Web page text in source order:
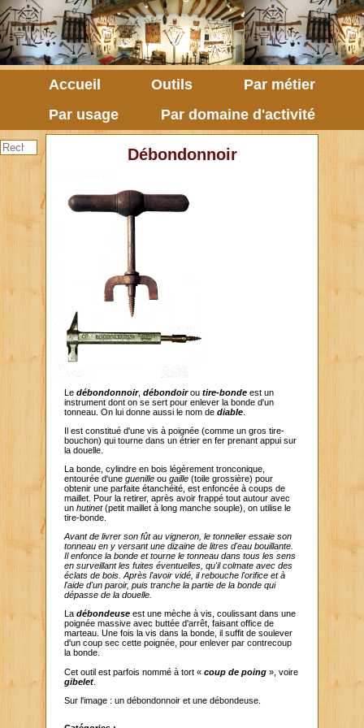
Accueil Outils
Par métier
Par usage
Par domaine d'activité
Débondonnoir
Ledébondonnoir,débondoiroutire-bonde est un
instrument dont on se sert pour enlever la bonde d'un
tonneau. On lui donne aussi le nom dediable
Il est constitué d'une vis à poignée (comme un gros tire-
bouchon) qui tourne dans un étrier en fer prenant appui sur
la douelle.
La bonde, cylindre en bois légèrement tronconique,
entourée d'uneguenille ougaille (toile grossière) pour
obtenir une parfaite étanchéité, est enfoncée à coups de
maillet. Pour la retirer, après avoir frappé tout autour avec
unhutinet(petit maillet à long manche souple), on utilise le
tire-bonde.
Avant de livrer son fût au vigneron, le tonnelier essaie son
tonneau en y versant une dizaine de litres d'eau bouillante.
Il enfonce la bonde et tourne le tonneau dans tous les sens
en surveillant les fuites éventuelles, qu'il colmate avec des
éclats de bois. Après l'avoir vidé, il rebouche l'orifice et à
l'aide d'un paroir, puis tranche la partie de la bonde qui
dépasse de la douelle.
Ladébondeuseest une mèche à vis, coulissant dans une
poignée massive avec buttée d'arrêt, faisant office de
marteau. Une fois la vis dans la bonde, il suffit de soulever
d'un coup sec cette poignée, pour enlever par contrecoup
la bonde.
Cet outil est parfois nommé à tort «coup de poing », voire
gibelet
Sur l'image : un débondonnoir et une débondeuse.